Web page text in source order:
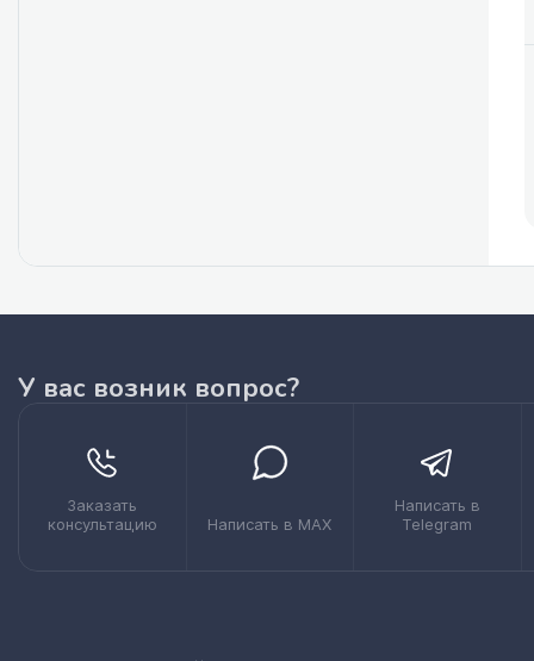
У вас возник вопрос?
Заказать
консультацию
Написать в MAX
Написать в
Telegram